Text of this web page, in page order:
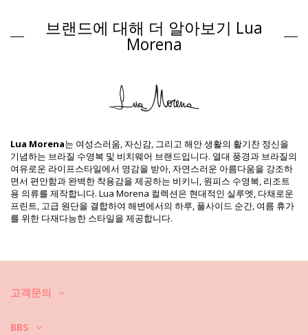
비키니 상의 멀티컬러 Lua Morena
Composition
Lining: 88% Polyamide, 12% Elastane
제품 정보
패키지 포함 항목: 1 x 비키니 상의 (포함되지 않는 다른 액세서리)
HS CODE: 6112.41.0010
SKU: 1981123113
EAN: XS (7899818613631), S (7899818613648), M (7899670727194),
L (7899670727262), XL (7899670727330), XXL (7899670727408)
공급업체 참고: 10851036
중량: 55g / 0.12lb / 1.94oz
프린트는 동일하지 않으며 컷에 따라 다를 수 있습니다
세탁 및 관리 안내
Harpia Cobre
를 선택하셔야 합니다. 그러면, 몇 년 동안 어떻게 관리할까요?
브랜드에 대해 더 알아보기 Lua
Morena
Lua Morena는 여성스러움, 자신감, 그리고 해안 생활의 활기찬 정신을
기념하는 브라질 수영복 및 비치웨어 브랜드입니다. 열대 풍경과 브라질의
여유로운 라이프스타일에서 영감을 받아, 자연스러운 아름다움을 강조하
면서 편안함과 완벽한 착용감을 제공하는 비키니, 원피스 수영복, 리조트
용 의류를 제작합니다. Lua Morena 컬렉션은 현대적인 실루엣, 다채로운
프린트, 고급 원단을 결합하여 해변에서의 하루, 풀사이드 순간, 여름 휴가
를 위한 다재다능한 스타일을 제공합니다.
고객문의
BBS